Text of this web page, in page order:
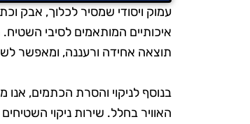
עמוק ויסודי שמסיר לכלוך, אבק
איכותיים המותאמים לסיבי
תוצאה אחידה ורעננה, ומאפשר
בנוסף לניקוי והסרת הכתמים, אנו
האוויר בחלל. שירות ניקוי